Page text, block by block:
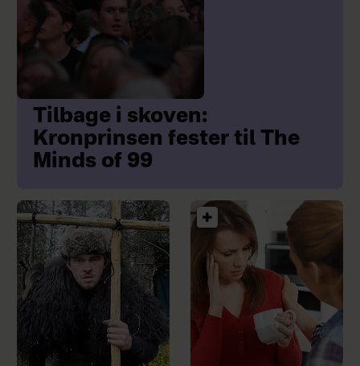
Tilbage i skoven:
Kronprinsen fester til The
Minds of 99